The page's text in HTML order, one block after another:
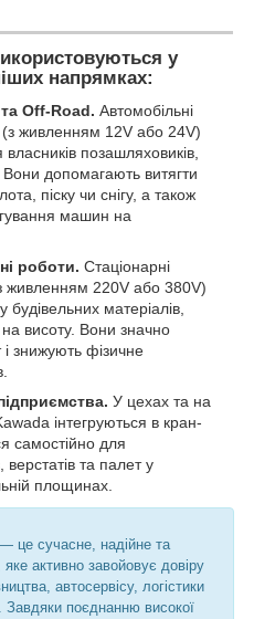
у
напрямках:
Off-Road. Автомобільні
(з живленням 12V або 24V)
позашляховиків,
Вони допомагають витягти
піску чи снігу, а також
машин на
роботи. Стаціонарні
живленням 220V або 380V)
матеріалів,
на висоту. Вони значно
знижують фізичне
У цехах та на
інтегруються в кран-
самостійно для
та палет у
площинах.
це сучасне, надійне та
активно завойовує довіру
автосервісу, логістики
Завдяки поєднанню високої